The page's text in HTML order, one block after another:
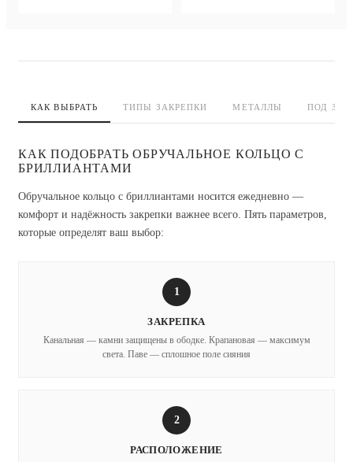
КАК ВЫБРАТЬ ТИПЫ ЗАКРЕПКИ МЕТАЛЛЫ ПОД
КАК ПОДОБРАТЬ ОБРУЧАЛЬНОЕ КОЛЬЦО С
БРИЛЛИАНТАМИ
Обручальное кольцо с бриллиантами носится ежедневно —
комфорт и надёжность закрепки важнее всего. Пять параметров,
которые определят ваш выбор:
1
ЗАКРЕПКА
Канальная — камни защищены в ободке. Крапановая — максимум
света. Паве — сплошное поле сияния
2
РАСПОЛОЖЕНИЕ